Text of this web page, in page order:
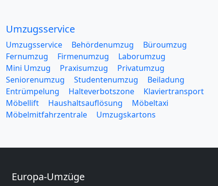
Umzugsservice
Umzugsservice Behördenumzug
Büroumzug
Fernumzug
Firmenumzug
Laborumzug
Mini Umzug
Praxisumzug
Privatumzug
Seniorenumzug
Studentenumzug
Beiladung
Entrümpelung
Halteverbotszone
Klaviertransport
Möbellift
Haushaltsauflösung
Möbeltaxi
Möbelmitfahrzentrale
Umzugskartons
Europa-Umzüge